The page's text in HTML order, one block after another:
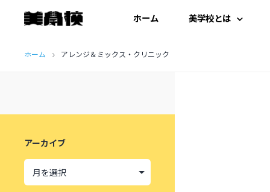
ホーム 美学校とは
ホーム アレンジ＆ミックス・クリニック
アーカイブ